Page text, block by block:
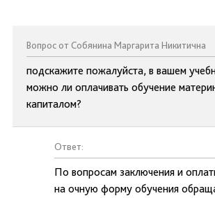
Вопрос от Собянина Маргарита Никитична
подскажите пожалуйста, в вашем
можно ли оплачивать обучение
капиталом?
Ответ:
По вопросам заключения и
на очную форму обучения